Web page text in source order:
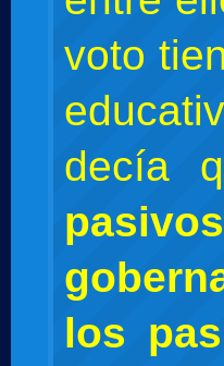
voto
decía
los